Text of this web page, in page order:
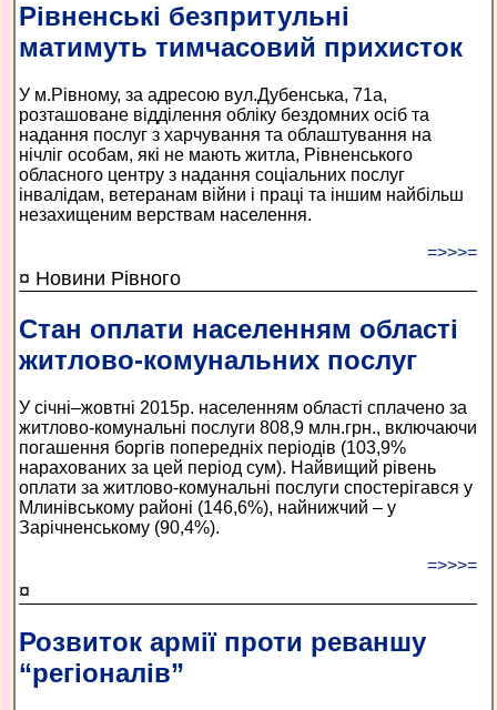
Рівненські безпритульні
матимуть тимчасовий прихисток
У м.Рівному, за адресою вул.Дубенська, 71а,
розташоване відділення обліку бездомних осіб та
надання послуг з харчування та облаштування на
нічліг особам, які не мають житла, Рівненського
обласного центру з надання соціальних послуг
інвалідам, ветеранам війни і праці та іншим найбільш
незахищеним верствам населення.
=>>>=
¤ Новини Рівного
Стан оплати населенням області
житлово-комунальних послуг
У січні–жовтні 2015р. населенням області сплачено за
житлово-комунальні послуги 808,9 млн.грн., включаючи
погашення боргів попередніх періодів (103,9%
нарахованих за цей період сум). Найвищий рівень
оплати за житлово-комунальні послуги спостерігався у
Млинівському районі (146,6%), найнижчий – у
Зарічненському (90,4%).
=>>>=
¤
Розвиток армії проти реваншу
“регіоналів”